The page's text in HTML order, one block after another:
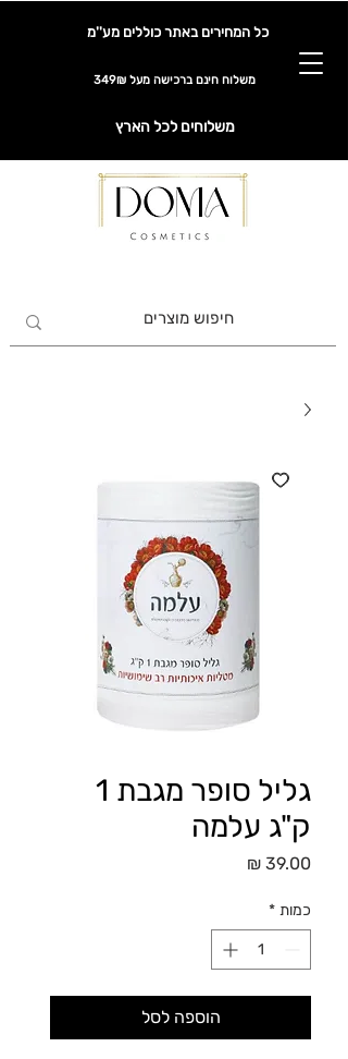
כל המחירים באתר כוללים מע''מ
משלוח חינם ברכישה מעל 349₪
משלוחים לכל הארץ
גליל סופר מגבת 1
ק"ג עלמה
כמות *
הוספה לסל